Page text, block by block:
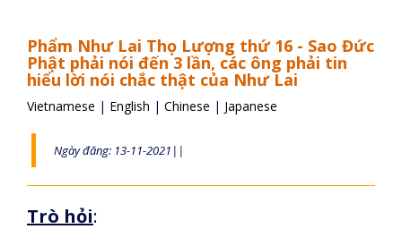
Phẩm Như Lai Thọ Lượng thứ 16 - Sao Đức
Phật phải nói đến 3 lần, các ông phải tin
hiểu lời nói chắc thật của Như Lai
Vietnamese | English | Chinese | Japanese
Ngày đăng: 13-11-2021||
Trò hỏi: